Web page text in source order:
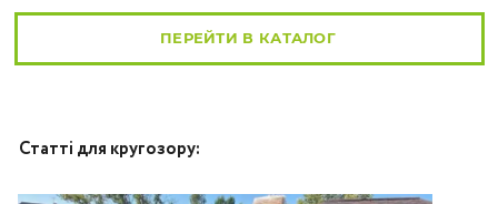
ПЕРЕЙТИ В КАТАЛОГ
Статті для кругозору: